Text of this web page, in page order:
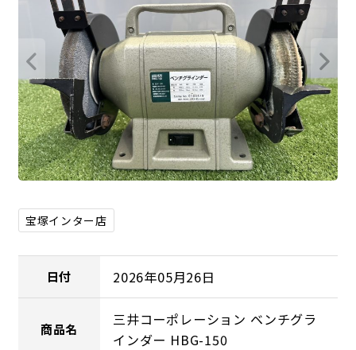
宝塚インター店
日付 2026年05月26日
商品名
三井コーポレーション ベンチグラ
インダー HBG-150